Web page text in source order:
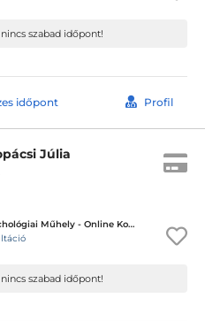
szabad időpont!
időpont Profil
Júlia
Evergreen Pszichológiai Műhely - Online Konzultáció
szabad időpont!